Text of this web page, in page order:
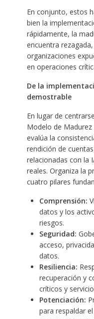
En conjunto, estos
bien la
rápidamente, la
encuentra
organizaciones
en operaciones
De la
demostrable
En lugar de
Modelo de
evalúa la
rendición de
relacionadas con la
reales. Organiza la
cuatro pilares
Comprensión:
datos y los
riesgos.
Seguridad:
acceso,
datos.
Resiliencia:
recuperación y
críticos y
Potenciación:
para respaldar